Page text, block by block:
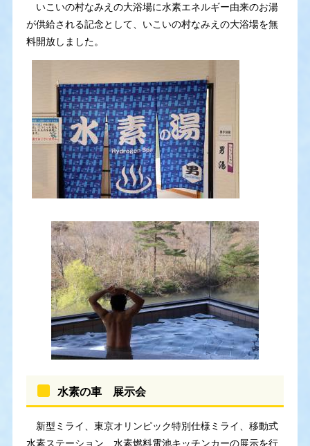
いこいの村なみえの大浴場に水素エネルギー由来のお湯
が供給される記念として、いこいの村なみえの大浴場を無
料開放しました。
水素の車 展示会
新型ミライ、東京オリンピック特別仕様ミライ、移動式
水素ステーション、水素燃料電池キッチンカーの展示を行